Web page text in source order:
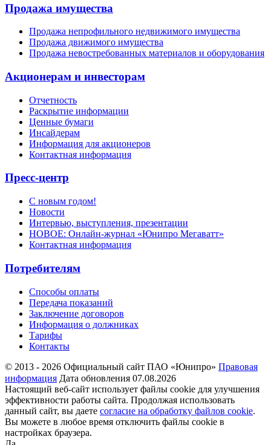
Продажа имущества
Продажа непрофильного недвижимого имущества
Продажа движимого имущества
Продажа невостребованных материалов и оборудования
Акционерам и инвесторам
Отчетность
Раскрытие информации
Ценные бумаги
Инсайдерам
Информация для акционеров
Контактная информация
Пресс-центр
С новым годом!
Новости
Интервью, выступления, презентации
НОВОЕ: Онлайн-журнал «Юнипро Мегаватт»
Контактная информация
Потребителям
Способы оплаты
Передача показаний
Заключение договоров
Информация о должниках
Тарифы
Контакты
© 2013 - 2026 Официальный сайт ПАО «Юнипро» Правовая
информация Дата обновления 07.08.2026
Настоящий веб-сайт использует файлы cookie для улучшения
эффективности работы сайта. Продолжая использовать
данный сайт, вы даете согласие на обработку файлов cookie.
Вы можете в любое время отключить файлы cookie в
настройках браузера.